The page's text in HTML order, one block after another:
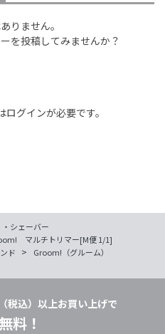
りません。
を投稿してみませんか？
ログインが必要です。
シェーバー
マルチトリマー[M便 1/1]
ド > Groom!（グルーム）
税込）以上お買い上げで
料！